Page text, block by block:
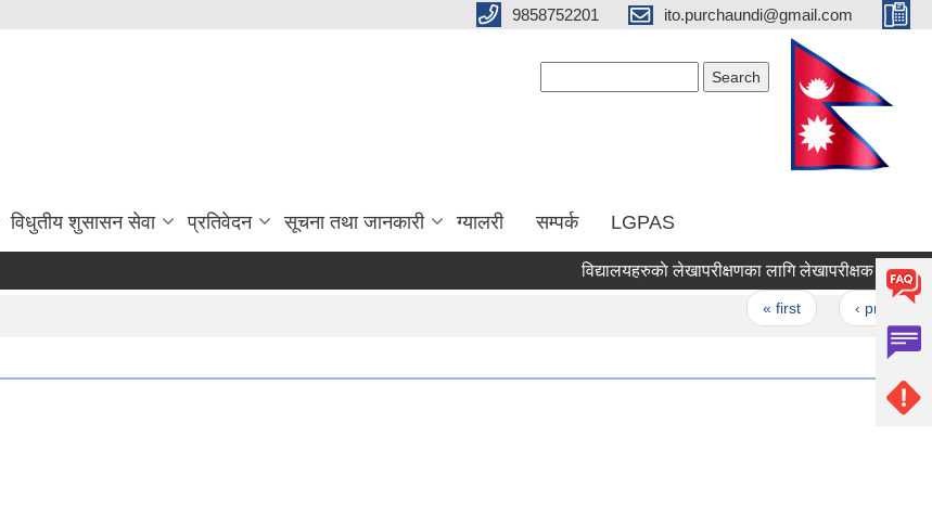
9858752201 ito.purchaundi@gmail.com
विधुतीय शुसासन सेवा प्रतिवेदन सूचना तथा जानकारी ग्यालरी सम्पर्क LGPAS
विद्यालयहरुकाे लेखापरीक्षणका लागि लेखापरीक्षक सुचिकृत
« first ‹ previous